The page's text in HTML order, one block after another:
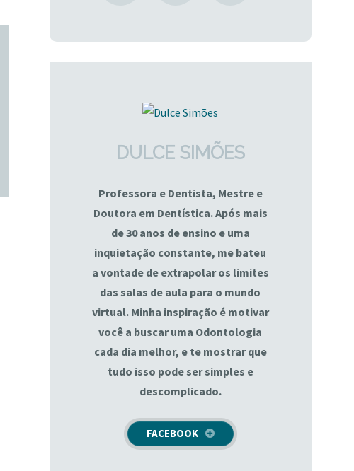
DULCE SIMÕES
Professora e Dentista, Mestre e
Doutora em Dentística. Após mais
de 30 anos de ensino e uma
inquietação constante, me bateu
a vontade de extrapolar os limites
das salas de aula para o mundo
virtual. Minha inspiração é motivar
você a buscar uma Odontologia
cada dia melhor, e te mostrar que
tudo isso pode ser simples e
descomplicado.
FACEBOOK